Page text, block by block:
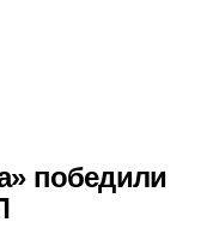
победили